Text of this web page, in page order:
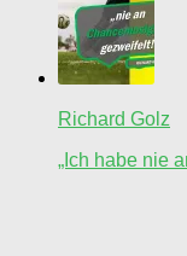
Richard Golz
„Ich habe nie